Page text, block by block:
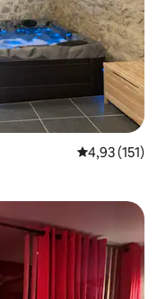
Gemiddelde
4,93 (151)